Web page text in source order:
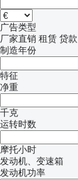
广告类型
厂家直销 租赁 贷款
制造年份
特征
净重
千克
运转时数
摩托小时
发动机、变速箱
发动机功率